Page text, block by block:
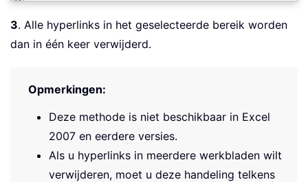
3. Alle hyperlinks in het geselecteerde bereik worden
dan in één keer verwijderd.
Opmerkingen:
Deze methode is niet beschikbaar in Excel
2007 en eerdere versies.
Als u hyperlinks in meerdere werkbladen wilt
verwijderen, moet u deze handeling telkens